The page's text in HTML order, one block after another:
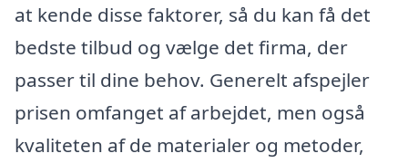
at kende disse faktorer, så du kan få det
bedste tilbud og vælge det firma, der
passer til dine behov. Generelt afspejler
prisen omfanget af arbejdet, men også
kvaliteten af de materialer og metoder,